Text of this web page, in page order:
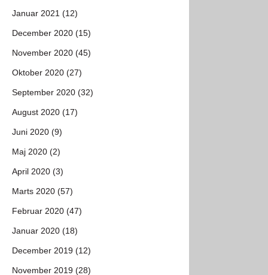
Januar 2021 (12)
December 2020 (15)
November 2020 (45)
Oktober 2020 (27)
September 2020 (32)
August 2020 (17)
Juni 2020 (9)
Maj 2020 (2)
April 2020 (3)
Marts 2020 (57)
Februar 2020 (47)
Januar 2020 (18)
December 2019 (12)
November 2019 (28)